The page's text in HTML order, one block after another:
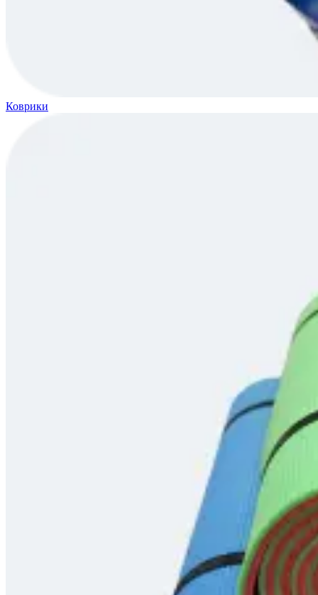
Коврики